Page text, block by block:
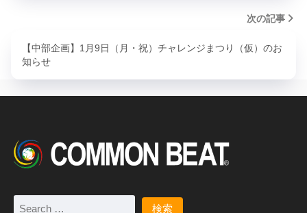
次の記事
【中部企画】1月9日（月・祝）チャレンジまつり（仮）のお
知らせ